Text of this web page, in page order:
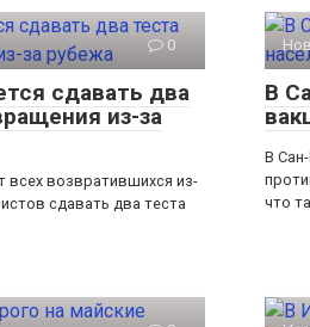
0
сдавать два
из-за
всех возвратившихся из-
сдавать два теста
В
В
что